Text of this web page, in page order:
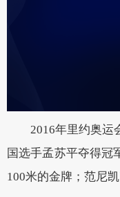
2016年里约奥运会
国选手孟苏平夺得冠
100米的金牌；范尼